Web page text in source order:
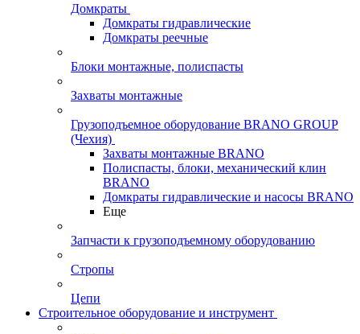
Домкраты
Домкраты гидравлические
Домкраты реечные
Блоки монтажные, полиспасты
Захваты монтажные
Грузоподъемное оборудование BRANO GROUP
(Чехия)
Захваты монтажные BRANO
Полиспасты, блоки, механический клин
BRANO
Домкраты гидравлические и насосы BRANO
Еще
Запчасти к грузоподъемному оборудованию
Стропы
Цепи
Строительное оборудование и инструмент